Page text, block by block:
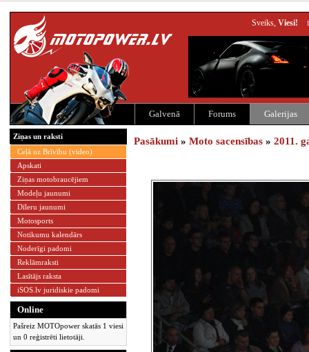
Sveiks, Viesi!
Galvenā Forums Galerijas
Ziņas un raksti
Ceļā uz Brīvību (video)
Apskati
Ziņas motobraucējiem
Modeļu jaunumi
Dīleru jaunumi
Motosports
Notikumu kalendārs
Noderīgi padomi
Reklāmraksti
Lasītājs raksta
iSOS.lv juridiskie padomi
Online
Pašreiz MOTOpower skatās 1 viesi
un 0 reģistrēti lietotāji.
Pasākumi » Moto sacensības » 2011.